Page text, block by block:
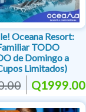
Oceana Resort:
TODO
de Domingo a
Limitados)
Q1999.00